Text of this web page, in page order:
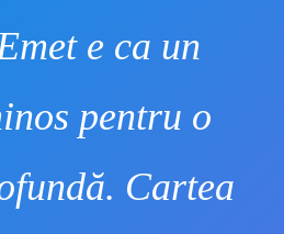
e ca un
pentru o
Cartea